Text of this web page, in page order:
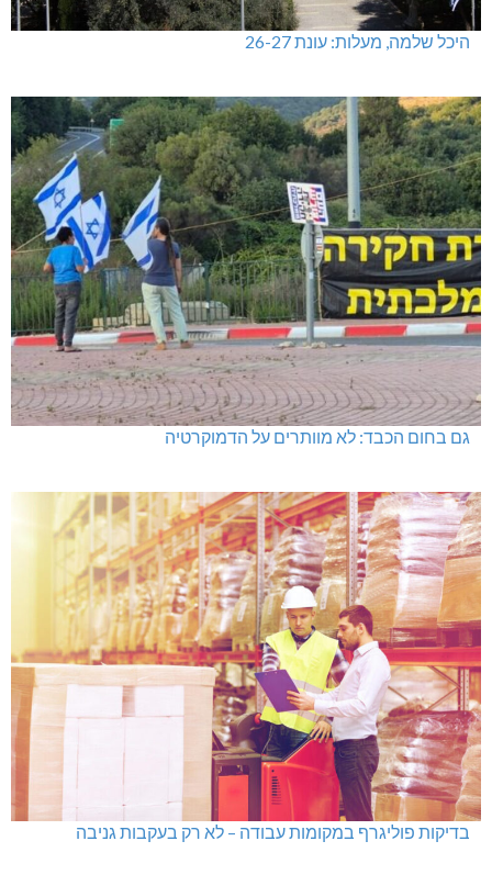
היכל שלמה, מעלות: עונת 26-27
גם בחום הכבד: לא מוותרים על הדמוקרטיה
בדיקות פוליגרף במקומות עבודה – לא רק בעקבות גניבה